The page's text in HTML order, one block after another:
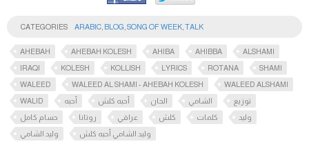
CATEGORIES ARABIC BLOG SONG OF WEEK TALK
AHEBAH AHEBAH KOLESH AHIBA AHIBBA
ALSHAMI
IRAQI
KOLESH KOLLISH LYRICS ROTANA
SHAMI
WALEED
WALEED AL SHAMI - AHEBAH KOLESH
WALEED ALSHAMI
WALID
أحبه أحبه كلش الحان الشامي
توزيع
حسام كامل
روتانا عراقي كلش كلمات
وليد
وليد الشامي
وليد الشامي أحبه كلش